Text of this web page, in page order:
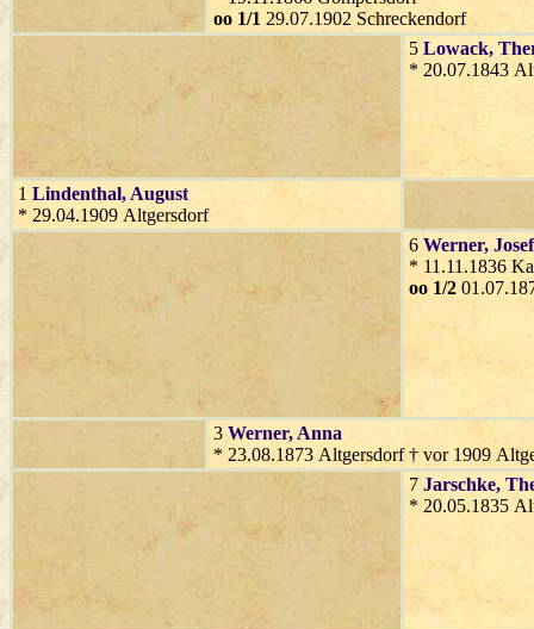
oo 1/1 29.07.1902 Schreckendorf
5 Lowack,
* 20.07.1843
1 Lindenthal, August
* 29.04.1909 Altgersdorf
6 Werner, Josef
* 11.11.1836
oo 1/2
3 Werner, Anna
* 23.08.1873 Altgersdorf † vor 1909
7 Jarschke,
* 20.05.1835